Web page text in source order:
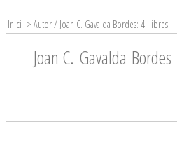
Inici -> Autor / Joan C. Gavalda Bordes: 4 llibres
Joan C. Gavalda Bordes